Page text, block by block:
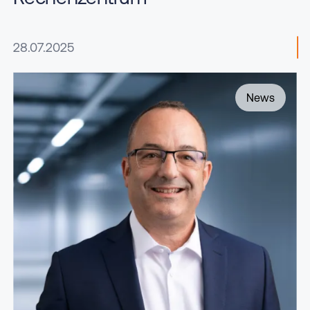
Daten verarbeitet werden, und legen Sie Ihre
Präferenzen imAbschnitt Einzelheitenfest.
Wir verwenden Cookies auf unserer Website.
Einige von ihnen sind essenziell, andere helfen
uns dabei, die Website und Ihre Erfahrung zu
verbessern. Sie können Ihre Zustimmung
jederzeit widerrufen.
28.07.2025
News